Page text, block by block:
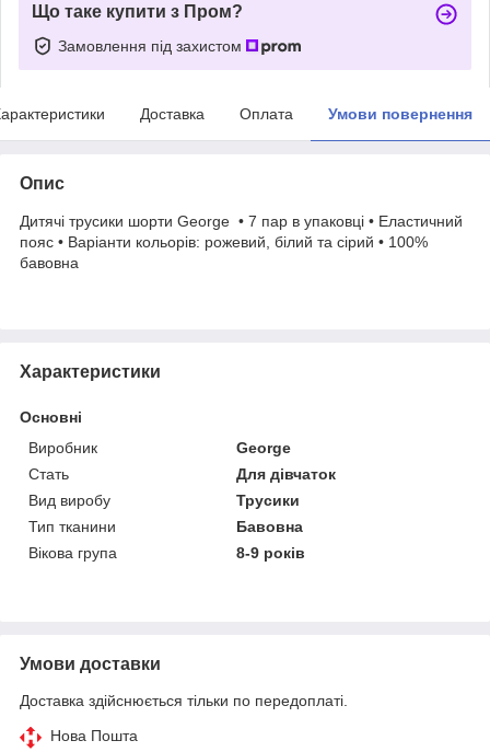
Що таке купити з Пром?
Замовлення під захистом
Доставка Оплата Умови повернення
Опис
Дитячі трусики шорти George • 7 пар в упаковці • Еластичний
пояс • Варіанти кольорів: рожевий, білий та сірий • 100%
бавовна
Характеристики
Основні
Виробник
George
Стать
Для дівчаток
Вид виробу
Трусики
Тип тканини
Бавовна
Вікова група
8-9 років
Умови доставки
Доставка здійснюється тільки по передоплаті.
Нова Пошта